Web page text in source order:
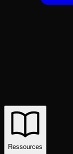
Ressources